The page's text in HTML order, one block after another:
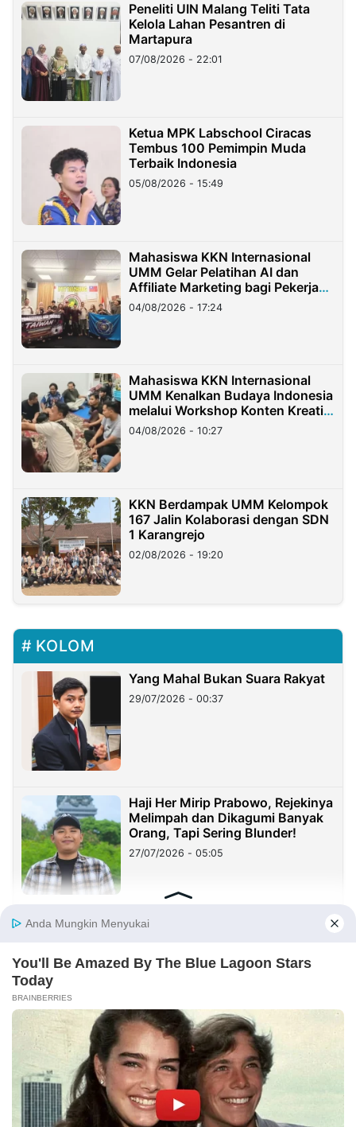
Peneliti UIN Malang Teliti Tata
Kelola Lahan Pesantren di
Martapura
07/08/2026 - 22:01
Ketua MPK Labschool Ciracas
Tembus 100 Pemimpin Muda
Terbaik Indonesia
05/08/2026 - 15:49
Mahasiswa KKN Internasional
UMM Gelar Pelatihan AI dan
Affiliate Marketing bagi Pekerja
Migran Indonesia di Taiwan
04/08/2026 - 17:24
Mahasiswa KKN Internasional
UMM Kenalkan Budaya Indonesia
melalui Workshop Konten Kreatif
di Taiwan
04/08/2026 - 10:27
KKN Berdampak UMM Kelompok
167 Jalin Kolaborasi dengan SDN
1 Karangrejo
02/08/2026 - 19:20
KOLOM
Yang Mahal Bukan Suara Rakyat
29/07/2026 - 00:37
Haji Her Mirip Prabowo, Rejekinya
Melimpah dan Dikagumi Banyak
Orang, Tapi Sering Blunder!
27/07/2026 - 05:05
Sister City: Peluang Besar, tetapi
Tantangan
Sekolah Harus Berhenti Mengajar
untuk Nilai, Mulai Mendidik untuk
Kehidupan
23/07/2026 - 19:59